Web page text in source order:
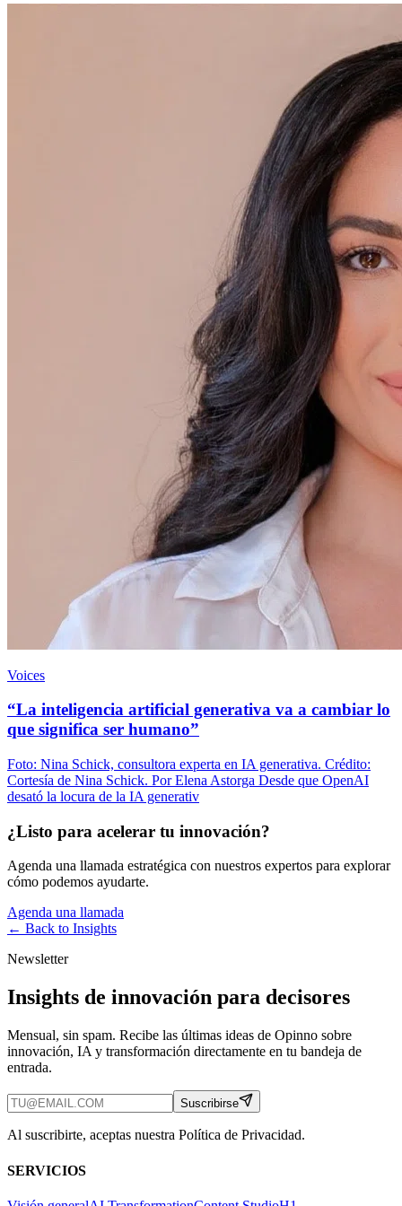
Voices
“La inteligencia artificial generativa va a cambiar lo
que significa ser humano”
Foto: Nina Schick, consultora experta en IA generativa. Crédito:
Cortesía de Nina Schick. Por Elena Astorga Desde que OpenAI
desató la locura de la IA generativ
¿Listo para acelerar tu innovación?
Agenda una llamada estratégica con nuestros expertos para explorar
cómo podemos ayudarte.
Agenda una llamada
← Back to Insights
Newsletter
Insights de innovación para decisores
Mensual, sin spam. Recibe las últimas ideas de Opinno sobre
innovación, IA y transformación directamente en tu bandeja de
entrada.
Suscribirse
Al suscribirte, aceptas nuestra Política de Privacidad.
SERVICIOS